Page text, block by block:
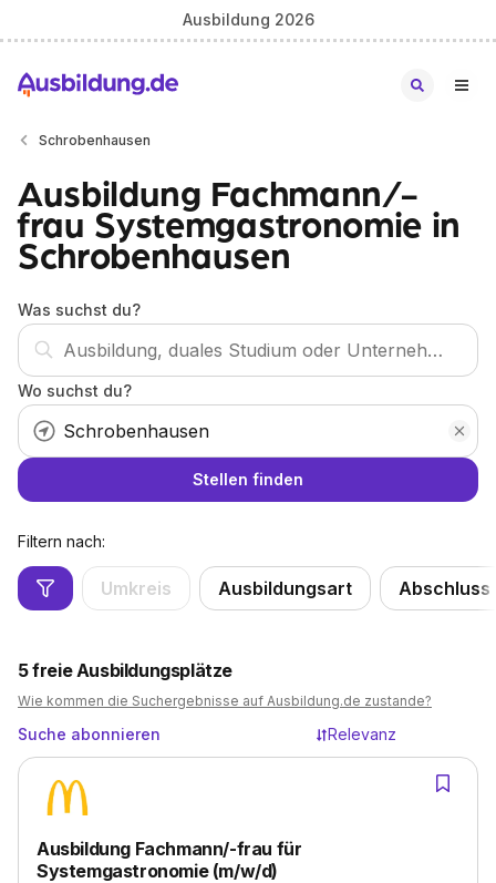
Ausbildung 2026
Schrobenhausen
Ausbildung Fachmann/-
frau Systemgastronomie in
Schrobenhausen
Was suchst du?
Wo suchst du?
Stellen finden
Filtern nach:
Umkreis Ausbildungsart Abschluss
5freie Ausbildungsplätze
Wie kommen die Suchergebnisse auf Ausbildung.de zustande?
Suche abonnieren Relevanz
Ausbildung Fachmann/-frau für
Systemgastronomie (m/w/d)